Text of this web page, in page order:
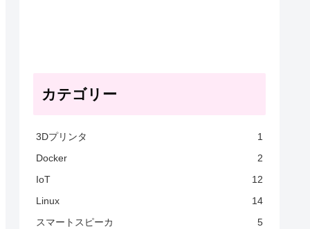
カテゴリー
3Dプリンタ
1
Docker
2
IoT
12
Linux
14
スマートスピーカ
5